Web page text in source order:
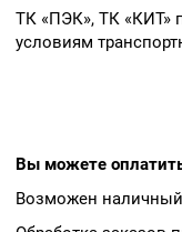
ТК «ПЭК», ТК «КИТ»
условиям
Вы можете
Возможен